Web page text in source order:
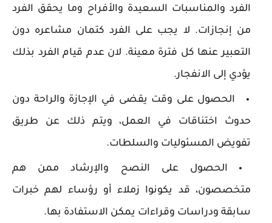
الفرد والمناسبات السعيدة والأفراح وما يحقق الفرد
من إنجازات. لا يجب على الفرد كتمان مشاعره دون
التعبير عنها كل فترة معينة. لان عدم قيام الفرد بذلك
يؤدي إلى الانفجار.
الحصول على وقت يقضى في الإجازة والراحة دون
حدوث اختناقات في العمل، ويتم ذلك عن طريق
تفويض المسئوليات والسلطات.
الحصول على النصح والإرشاد ممن هم
متخصصون، قد يكونوا زملاء أو رؤساء لهم خبرات
سابقة ودراسات وقراءات يمكن الاستفادة بها.